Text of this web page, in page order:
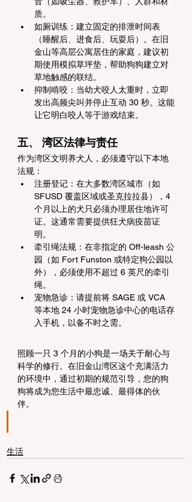
质。
如厕训练：建立固定的排泄时间表
（睡醒后、进食后、玩耍后）。在旧
金山等高层公寓居住的家庭，建议初
期使用模拟草坪垫，帮助狗狗建立对
草地触感的联结。
抑制啃咬：当幼犬咬人太重时，立即
发出高频尖叫并停止互动 30 秒。这能
让它明白咬人等于游戏结束。
五、 湾区法律与责任
作为湾区文明养犬人，必须遵守以下本地
法规：
注册登记：在大多数湾区城市（如
SFUSD 覆盖区域或圣克拉拉县），4
个月以上的犬只必须办理居住地许可
证。这通常需要提供狂犬病疫苗证
明。
牵引绳法规：在非指定的 Off-leash 公
园（如 Fort Funston 或特定狗公园以
外），必须使用不超过 6 英尺的牵引
绳。
宠物急诊：请提前将 SAGE 或 VCA
等本地 24 小时宠物急诊中心的电话存
入手机，以备不时之需。
照顾一只 3 个月的小狗是一场关于耐心与
科学的修行。在旧金山湾区这个充满活力
的环境中，通过初期的规范引导，您的狗
狗将成为您生活中最忠诚、最得体的伙
伴。
生活